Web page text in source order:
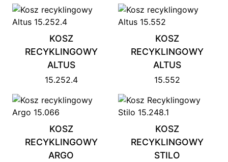
KOSZ
RECYKLINGOWY
ALTUS
15.252.4
KOSZ
RECYKLINGOWY
ALTUS
15.552
KOSZ
RECYKLINGOWY
ARGO
KOSZ
RECYKLINGOWY
STILO